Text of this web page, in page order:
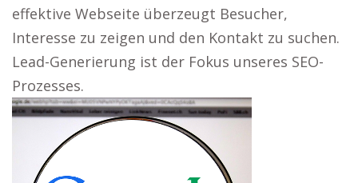
effektive Webseite überzeugt Besucher,
Interesse zu zeigen und den Kontakt zu suchen.
Lead-Generierung ist der Fokus unseres SEO-
Prozesses.